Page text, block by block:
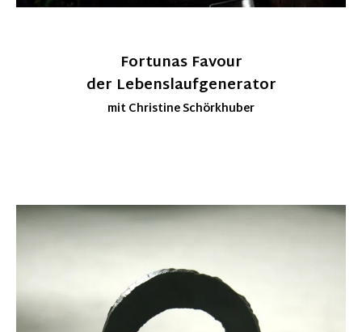
Fortunas Favour
der Lebenslaufgenerator
mit Christine Schörkhuber